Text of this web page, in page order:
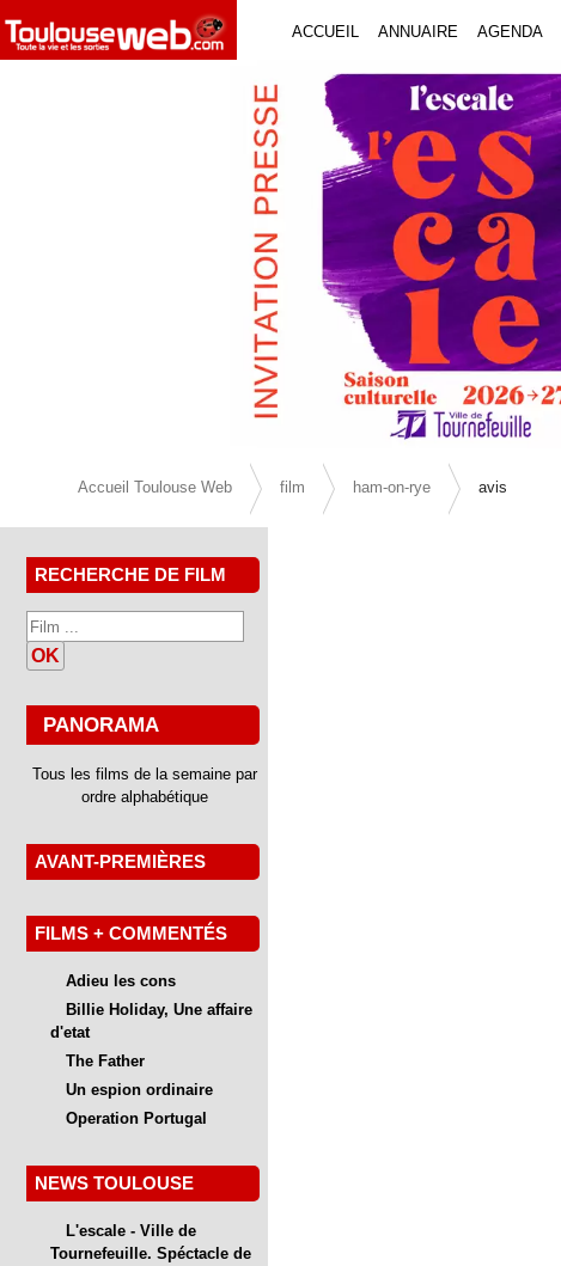
ACCUEIL ANNUAIRE AGENDA
Accueil Toulouse Web film ham-on-rye avis
RECHERCHE DE FILM
OK
PANORAMA
Tous les films de la semaine par
ordre alphabétique
AVANT-PREMIÈRES
FILMS + COMMENTÉS
Adieu les cons
Billie Holiday, Une affaire
d'etat
The Father
Un espion ordinaire
Operation Portugal
NEWS TOULOUSE
L'escale - Ville de
Tournefeuille. Spéctacle de